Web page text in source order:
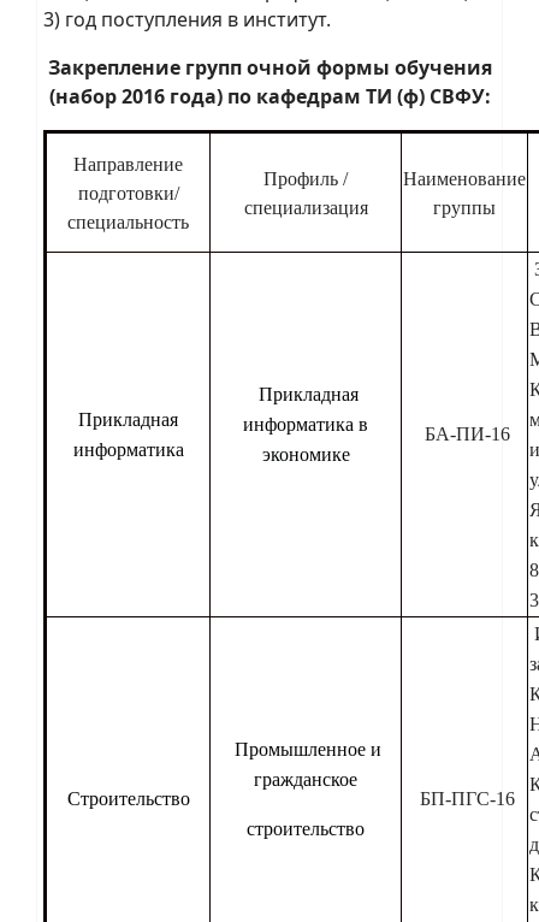
3) год поступления в институт.
Закрепление групп очной формы обучения
(набор 2016 года) по кафедрам ТИ (ф) СВФУ:
Направление
подготовки/
специальность
Профиль /
специализация
Наименование
группы
Прикладная
информатика
Прикладная
информатика в
экономике
БА-ПИ-16
Строительство
Промышленное и
гражданское
строительство
БП-ПГС-16